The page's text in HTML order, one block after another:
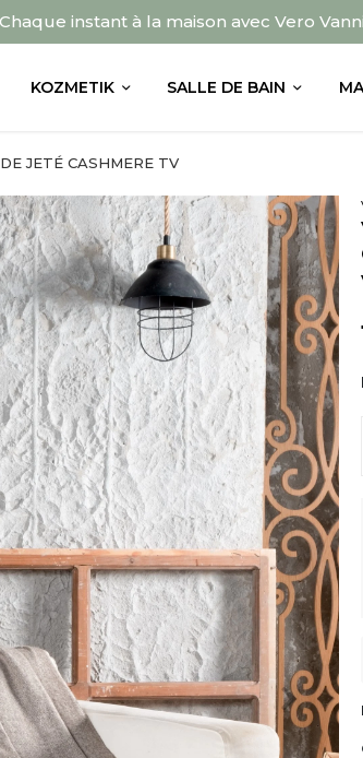
Chaque instant à la maison avec Vero
KOZMETIK SALLE DE BAIN
JETÉ CASHMERE TV